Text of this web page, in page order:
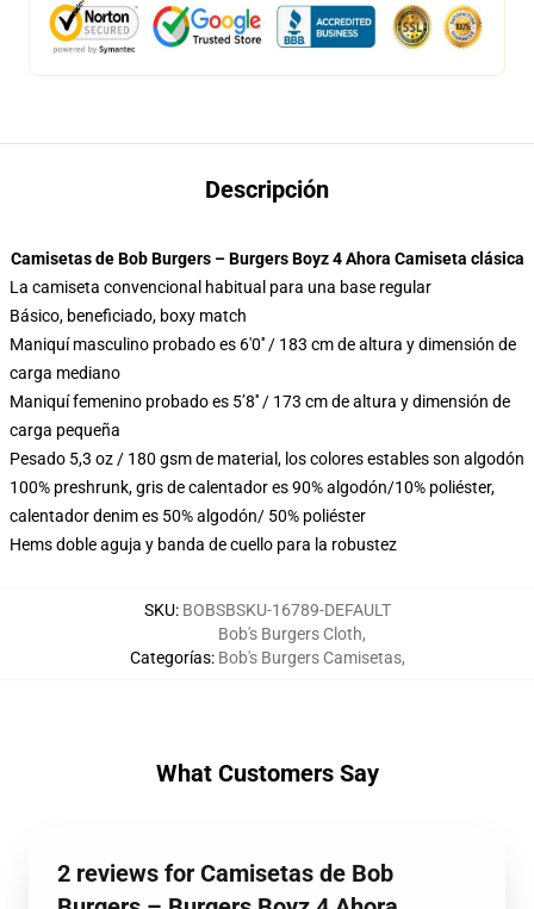
Descripción
Camisetas de Bob Burgers – Burgers Boyz 4 Ahora Camiseta clásica
La camiseta convencional habitual para una base regular
Básico, beneficiado, boxy match
Maniquí masculino probado es 6'0′′ / 183 cm de altura y dimensión de
carga mediano
Maniquí femenino probado es 5’8′′ / 173 cm de altura y dimensión de
carga pequeña
Pesado 5,3 oz / 180 gsm de material, los colores estables son algodón
100% preshrunk, gris de calentador es 90% algodón/10% poliéster,
calentador denim es 50% algodón/ 50% poliéster
Hems doble aguja y banda de cuello para la robustez
SKU: BOBSBSKU-16789-DEFAULT
Categorías:
Bob's Burgers Cloth,
Bob's Burgers Camisetas,
What Customers Say
2 reviews for Camisetas de Bob